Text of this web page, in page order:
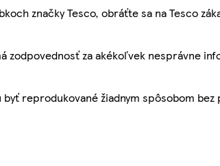
značky Tesco, obráťte sa na Tesco
za akékoľvek nesprávne
reprodukované žiadnym spôsobom bez